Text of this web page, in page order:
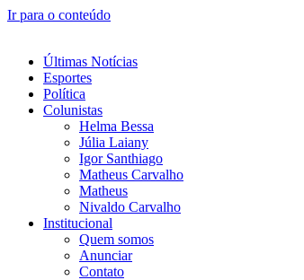
Ir para o conteúdo
Últimas Notícias
Esportes
Política
Colunistas
Helma Bessa
Júlia Laiany
Igor Santhiago
Matheus Carvalho
Matheus
Nivaldo Carvalho
Institucional
Quem somos
Anunciar
Contato